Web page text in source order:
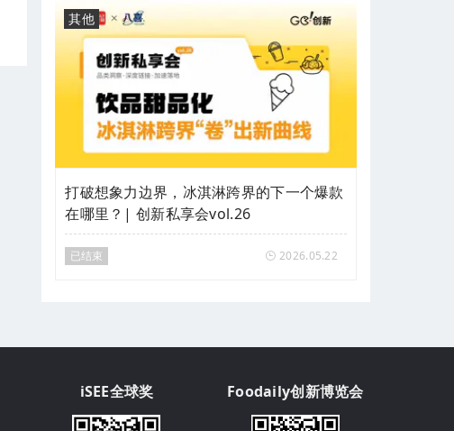
其他
打破想象力边界，冰淇淋跨界的下一个爆款
在哪里？| 创新私享会vol.26
已结束 2026.05.22
iSEE全球奖 Foodaily创新博览会